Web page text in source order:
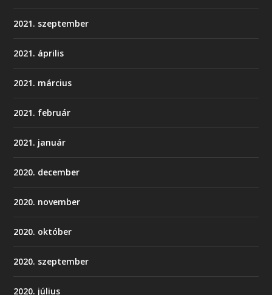
2021. szeptember
2021. április
2021. március
2021. február
2021. január
2020. december
2020. november
2020. október
2020. szeptember
2020. július